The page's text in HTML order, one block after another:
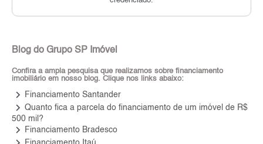
Blog do Grupo SP Imóvel
Confira a ampla pesquisa que realizamos sobre financiamento
imobiliário em nosso blog. Clique nos links abaixo:
keyboard_arrow_right Financiamento Santander
keyboard_arrow_right Quanto fica a parcela do financiamento de um imóvel de R$
500 mil?
keyboard_arrow_right Financiamento Bradesco